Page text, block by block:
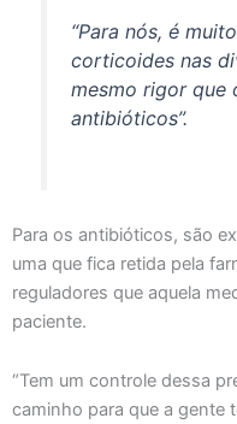
“Para nós, é
corticoides nas
mesmo rigor que
antibióticos”.
Para os antibióticos, são
uma que fica retida pela
reguladores que aquela
paciente.
“Tem um controle dessa
caminho para que a gente